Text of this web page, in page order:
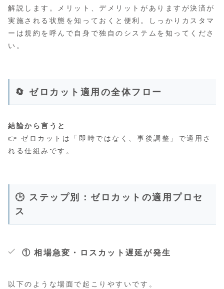
解説します。メリット、デメリットがありますが決済が
実施される状態を知っておくと便利。しっかりカスタマ
ーは規約を呼んで自身で独自のシステムを知ってくださ
い。
🔄 ゼロカット適用の全体フロー
結論から言うと
👉 ゼロカットは「即時ではなく、事後調整」で適用さ
れる仕組みです。
🕒 ステップ別：ゼロカットの適用プロセ
ス
① 相場急変・ロスカット遅延が発生
以下のような場面で起こりやすいです。